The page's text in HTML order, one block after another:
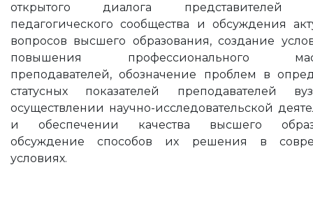
открытого диалога представителей
педагогического сообщества и обсуждения
вопросов высшего образования, создание
повышения профессионального
преподавателей, обозначение проблем в
статусных показателей преподавателей
осуществлении научно-исследовательской
и обеспечении качества высшего
обсуждение способов их решения в
условиях.